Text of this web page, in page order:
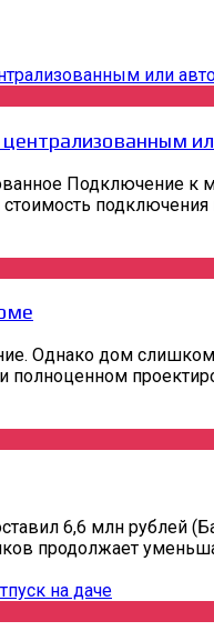
Подключение
Однако дом слишком
6,6 млн
продолжает